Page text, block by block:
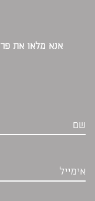
אנא מלאו את
שם
אימייל